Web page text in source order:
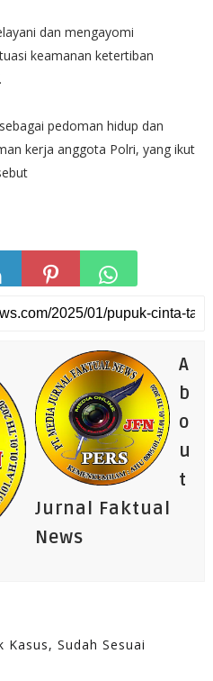
dan mengayomi
keamanan ketertiban
pedoman hidup dan
kerja anggota Polri, yang ikut
A
b
o
u
t
Jurnal Faktual
News
Sudah Sesuai